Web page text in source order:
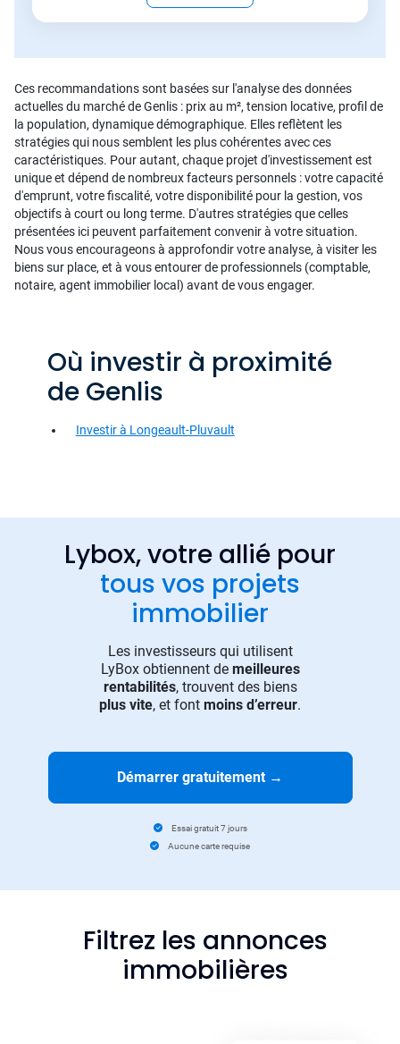
Ces recommandations sont basées sur l'analyse des données
actuelles du marché de Genlis : prix au m², tension locative, profil de
la population, dynamique démographique. Elles reflètent les
stratégies qui nous semblent les plus cohérentes avec ces
caractéristiques. Pour autant, chaque projet d'investissement est
unique et dépend de nombreux facteurs personnels : votre capacité
d'emprunt, votre fiscalité, votre disponibilité pour la gestion, vos
objectifs à court ou long terme. D'autres stratégies que celles
présentées ici peuvent parfaitement convenir à votre situation.
Nous vous encourageons à approfondir votre analyse, à visiter les
biens sur place, et à vous entourer de professionnels (comptable,
notaire, agent immobilier local) avant de vous engager.
Où investir à proximité
de Genlis
Investir à Longeault-Pluvault
Lybox, votre allié pour
tous vos projets
immobilier
Les investisseurs qui utilisent
LyBox obtiennent de meilleures
rentabilités, trouvent des biens
plus vite, et font moins d’erreur.
Démarrer gratuitement →
Essai gratuit 7 jours
Aucune carte requise
Filtrez les annonces
immobilières